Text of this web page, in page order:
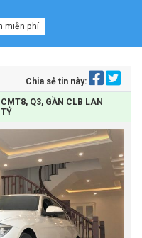
tin, tư vấn
miễn phí
Chia sẻ tin này:
Q3, GẦN CLB LAN